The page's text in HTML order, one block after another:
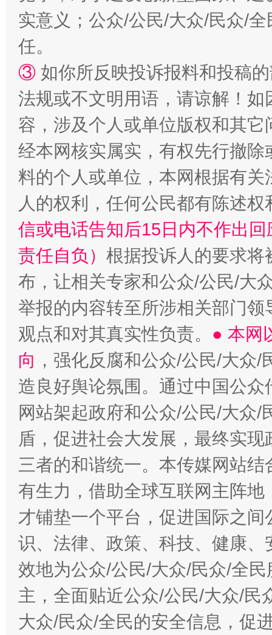
实意义；公众/公民/大众/民众/
任。
③ 如你所反映投诉报料和投稿
法规或不文明用语，请谅解！
容，涉及个人或单位版权和其它
经本网核实属实，有权先行撤
料的个人或单位，本网根据有
人的权利，任何公民都有陈述
信或电话告知后15日内不作出
责任自负） 根据投诉人的要求将
布，让相关专家和公众/公民/大
举报的内容转至所涉相关部门
观点和对其真实性负责。 ● 本网
向 ，强化反腐和公众/公民/大众
造良好舆论氛围。通过中国公
网站架起政府和公众/公民/大众
盾，促进社会大发展，最终实
三者的和谐统一。本传媒网站
有生力，借助全球互联网主阵
才铺垫一个平台，促进国际之
识、法律、政策、科技、健康
效地为公众/公民/大众/民众/全
主，全面贴近公众/公民/大众/民
大众/民众/全民的安全信息，促